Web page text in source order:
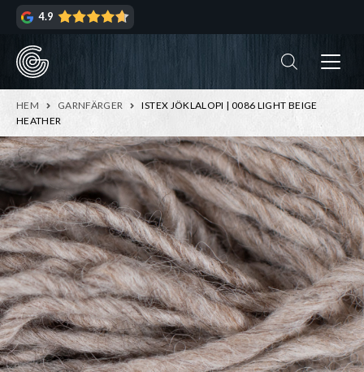
Hoppa
navigering
Hoppa
innehåll
4.9
HEM GARNFÄRGER
ISTEX JÖKLALOPI | 0086 LIGHT BEIGE
HEATHER